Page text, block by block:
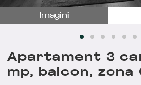
Imagini
Apartament 3
mp, balcon,